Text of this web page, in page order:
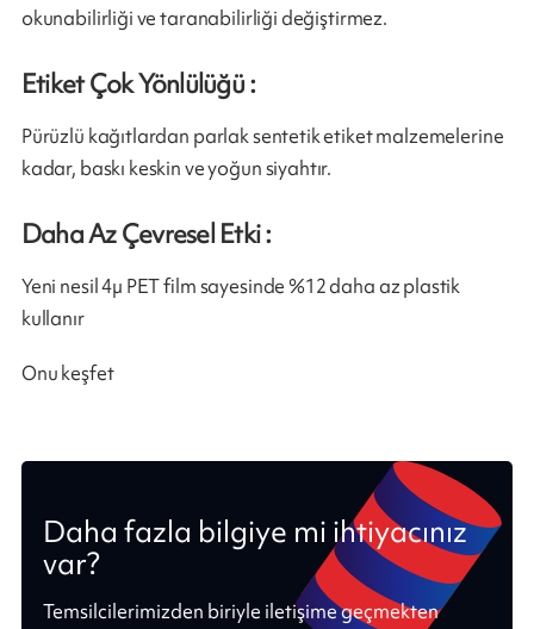
okunabilirliği ve taranabilirliği değiştirmez.
Etiket Çok Yönlülüğü :
Pürüzlü kağıtlardan parlak sentetik etiket malzemelerine
kadar, baskı keskin ve yoğun siyahtır.
Daha Az Çevresel Etki :
Yeni nesil 4µ PET film sayesinde %12 daha az plastik
kullanır
Onu keşfet
Daha fazla bilgiye mi ihtiyacınız
var?
Temsilcilerimizden biriyle iletişime geçmekten